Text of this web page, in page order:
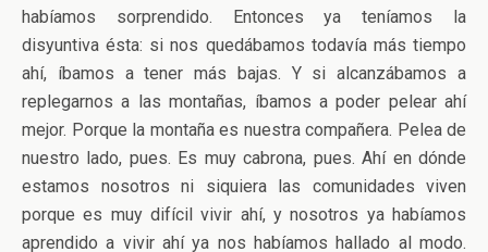
habíamos sorprendido. Entonces ya teníamos la
disyuntiva ésta: si nos quedábamos todavía más tiempo
ahí, íbamos a tener más bajas. Y si alcanzábamos a
replegarnos a las montañas, íbamos a poder pelear ahí
mejor. Porque la montaña es nuestra compañera. Pelea de
nuestro lado, pues. Es muy cabrona, pues. Ahí en dónde
estamos nosotros ni siquiera las comunidades viven
porque es muy difícil vivir ahí, y nosotros ya habíamos
aprendido a vivir ahí ya nos habíamos hallado al modo.